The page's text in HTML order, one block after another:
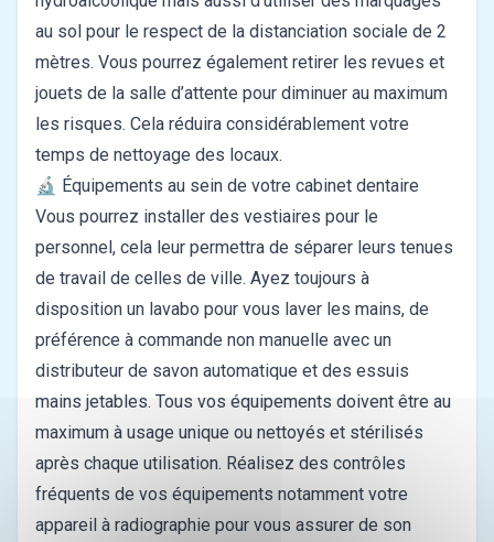
au sol pour le respect de la distanciation sociale de 2
mètres. Vous pourrez également retirer les revues et
jouets de la salle d’attente pour diminuer au maximum
les risques. Cela réduira considérablement votre
temps de nettoyage des locaux.
🔬 Équipements au sein de votre cabinet dentaire
Vous pourrez installer des vestiaires pour le
personnel, cela leur permettra de séparer leurs tenues
de travail de celles de ville. Ayez toujours à
disposition un lavabo pour vous laver les mains, de
préférence à commande non manuelle avec un
distributeur de savon automatique et des essuis
mains jetables. Tous vos équipements doivent être au
maximum à usage unique ou nettoyés et stérilisés
après chaque utilisation. Réalisez des contrôles
fréquents de vos équipements notamment votre
appareil à radiographie pour vous assurer de son